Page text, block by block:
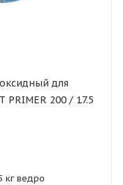
для
PRIMER 200 / 17.5
кг ведро